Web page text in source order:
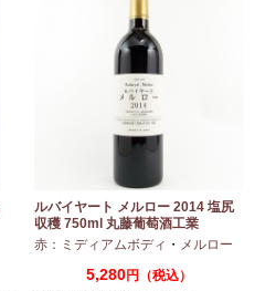
・シャルドネ
ルバイヤート メルロー 2014 塩尻
収穫 750ml 丸藤葡萄酒工業
赤：ミディアムボディ ・ メルロー
5,280円（税込）